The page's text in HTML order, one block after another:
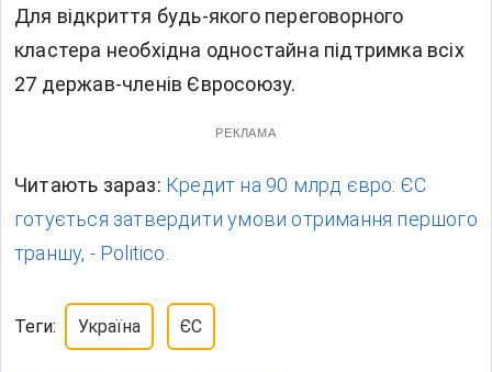
Для відкриття будь-якого переговорного
кластера необхідна одностайна підтримка всіх
27 держав-членів Євросоюзу.
РЕКЛАМА
Читають зараз: Кредит на 90 млрд євро: ЄС
готується затвердити умови отримання першого
траншу, - Politico.
Теги: Україна ЄС